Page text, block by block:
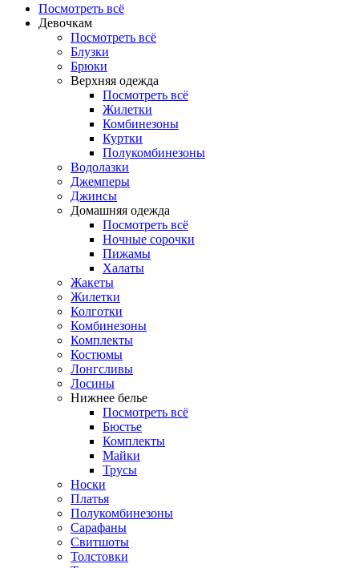
Посмотреть всё
Девочкам
Посмотреть всё
Блузки
Брюки
Верхняя одежда
Посмотреть всё
Жилетки
Комбинезоны
Куртки
Полукомбинезоны
Водолазки
Джемперы
Джинсы
Домашняя одежда
Посмотреть всё
Ночные сорочки
Пижамы
Халаты
Жакеты
Жилетки
Колготки
Комбинезоны
Комплекты
Костюмы
Лонгсливы
Лосины
Нижнее белье
Посмотреть всё
Бюстье
Комплекты
Майки
Трусы
Носки
Платья
Полукомбинезоны
Сарафаны
Свитшоты
Толстовки